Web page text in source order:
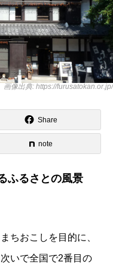
画像出典: https://furusatokan.or.jp/
Share
note
ふるさとの風景
ちおこしを目的に、
いで全国で2番目の